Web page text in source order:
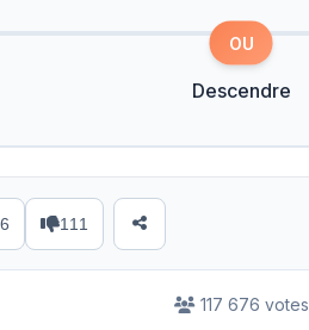
OU
Descendre
111
117 676 votes